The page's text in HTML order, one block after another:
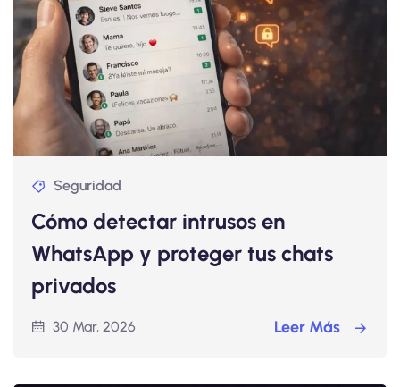
Seguridad
Cómo detectar intrusos en
WhatsApp y proteger tus chats
privados
30 Mar, 2026 Leer Más